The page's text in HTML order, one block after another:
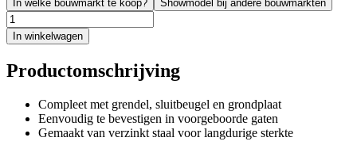
In welke bouwmarkt te koop? Showmodel bij andere bouwmarkten
In winkelwagen
Productomschrijving
Compleet met grendel, sluitbeugel en grondplaat
Eenvoudig te bevestigen in voorgeboorde gaten
Gemaakt van verzinkt staal voor langdurige sterkte